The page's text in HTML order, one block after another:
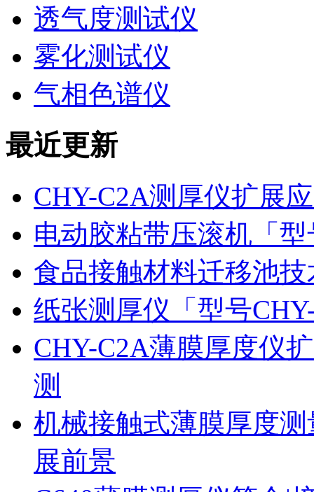
透气度测试仪
雾化测试仪
气相色谱仪
最近更新
CHY-C2A测厚仪扩展
电动胶粘带压滚机「
食品接触材料迁移池
纸张测厚仪「型号
CHY-C2A薄膜厚度仪
测
机械接触式薄膜厚度
展前景